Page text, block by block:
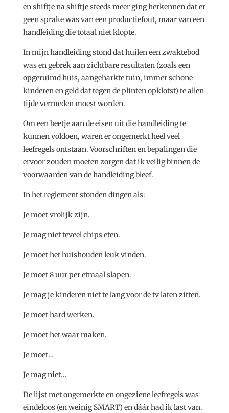
en shiftje na shiftje steeds meer ging herkennen dat er
geen sprake was van een productiefout, maar van een
handleiding die totaal niet klopte.
In mijn handleiding stond dat huilen een zwaktebod
was en gebrek aan zichtbare resultaten (zoals een
opgeruimd huis, aangeharkte tuin, immer schone
kinderen en geld dat tegen de plinten opklotst) te allen
tijde vermeden moest worden.
Om een beetje aan de eisen uit die handleiding te
kunnen voldoen, waren er ongemerkt heel veel
leefregels ontstaan. Voorschriften en bepalingen die
ervoor zouden moeten zorgen dat ik veilig binnen de
voorwaarden van de handleiding bleef.
In het reglement stonden dingen als:
Je moet vrolijk zijn.
Je mag niet teveel chips eten.
Je moet het huishouden leuk vinden.
Je moet 8 uur per etmaal slapen.
Je mag je kinderen niet te lang voor de tv laten zitten.
Je moet hard werken.
Je moet het waar maken.
Je moet…
Je mag niet…
De lijst met ongemerkte en ongeziene leefregels was
eindeloos (en weinig SMART) en dáár had ik last van.